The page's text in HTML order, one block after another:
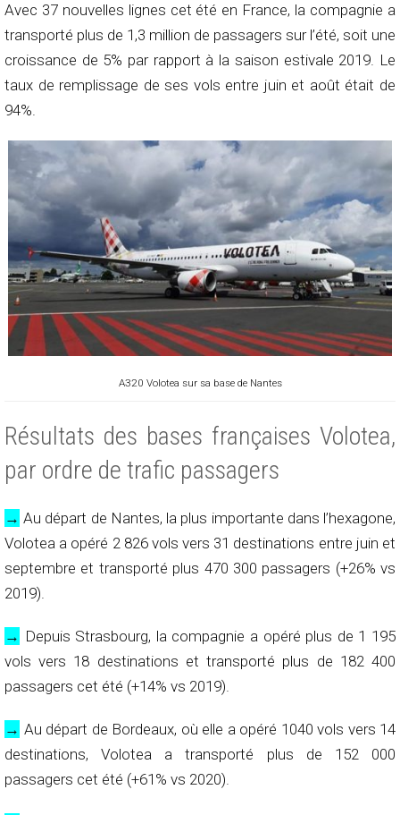
Avec 37 nouvelles lignes cet été en France, la compagnie a
transporté plus de 1,3 million de passagers sur l’été, soit une
croissance de 5% par rapport à la saison estivale 2019. Le
taux de remplissage de ses vols entre juin et août était de
94%.
A320 Volotea sur sa base de Nantes
Résultats des bases françaises Volotea,
par ordre de trafic passagers
→ Au départ de Nantes, la plus importante dans l’hexagone,
Volotea a opéré 2 826 vols vers 31 destinations entre juin et
septembre et transporté plus 470 300 passagers (+26% vs
2019).
→ Depuis Strasbourg, la compagnie a opéré plus de 1 195
vols vers 18 destinations et transporté plus de 182 400
passagers cet été (+14% vs 2019).
→ Au départ de Bordeaux, où elle a opéré 1040 vols vers 14
destinations, Volotea a transporté plus de 152 000
passagers cet été (+61% vs 2020).